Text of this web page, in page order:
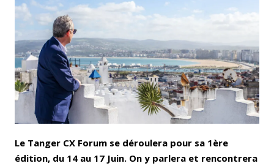
Email Facebook LinkedIn
Bluesky Whatsapp
Le Tanger CX Forum se déroulera pour sa 1ère
édition, du 14 au 17 Juin. On y parlera et rencontrera